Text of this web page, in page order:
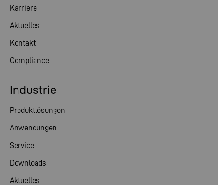
Karriere
Aktuelles
Kontakt
Compliance
Industrie
Produktlösungen
Anwendungen
Service
Downloads
Aktuelles